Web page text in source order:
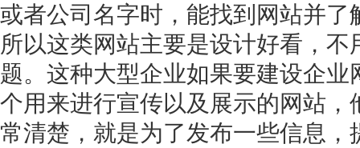
或者公司名字时，能找到网站并
所以这类网站主要是设计好看，
题。这种大型企业如果要建设企
个用来进行宣传以及展示的网站
常清楚，就是为了发布一些信息